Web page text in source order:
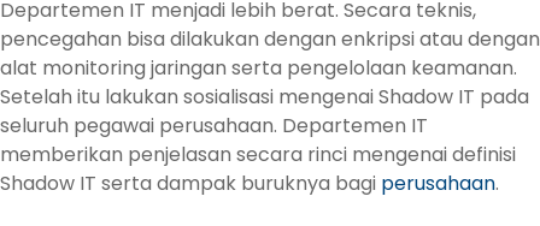
Departemen IT menjadi lebih berat. Secara teknis,
pencegahan bisa dilakukan dengan enkripsi atau dengan
alat monitoring jaringan serta pengelolaan keamanan.
Setelah itu lakukan sosialisasi mengenai Shadow IT pada
seluruh pegawai perusahaan. Departemen IT
memberikan penjelasan secara rinci mengenai definisi
Shadow IT serta dampak buruknya bagi perusahaan.